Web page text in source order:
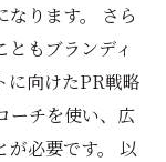
ります。 さら
もブランディ
に向けたPR戦略
ーチを使い、広
が必要です。 以